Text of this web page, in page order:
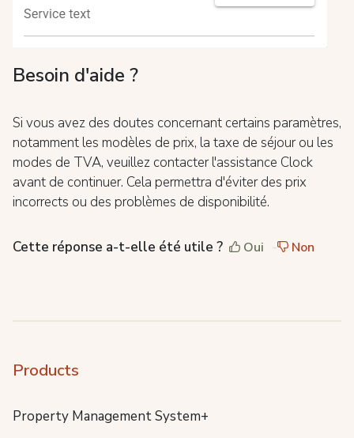
Besoin d'aide ?
Si vous avez des doutes concernant certains paramètres,
notamment les modèles de prix, la taxe de séjour ou les
modes de TVA, veuillez contacter l'assistance Clock
avant de continuer. Cela permettra d'éviter des prix
incorrects ou des problèmes de disponibilité.
Cette réponse a-t-elle été utile ? Oui Non
Products
Property Management System+